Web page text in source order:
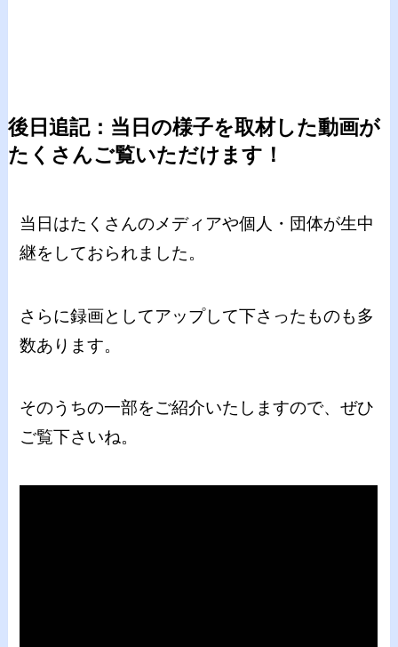
後日追記：当日の様子を取材した動画が
たくさんご覧いただけます！
当日はたくさんのメディアや個人・団体が生中
継をしておられました。
さらに録画としてアップして下さったものも多
数あります。
そのうちの一部をご紹介いたしますので、ぜひ
ご覧下さいね。